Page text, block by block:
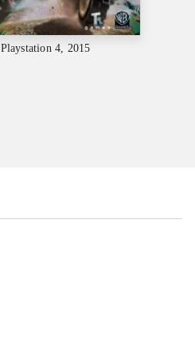
Playstation 4, 2015